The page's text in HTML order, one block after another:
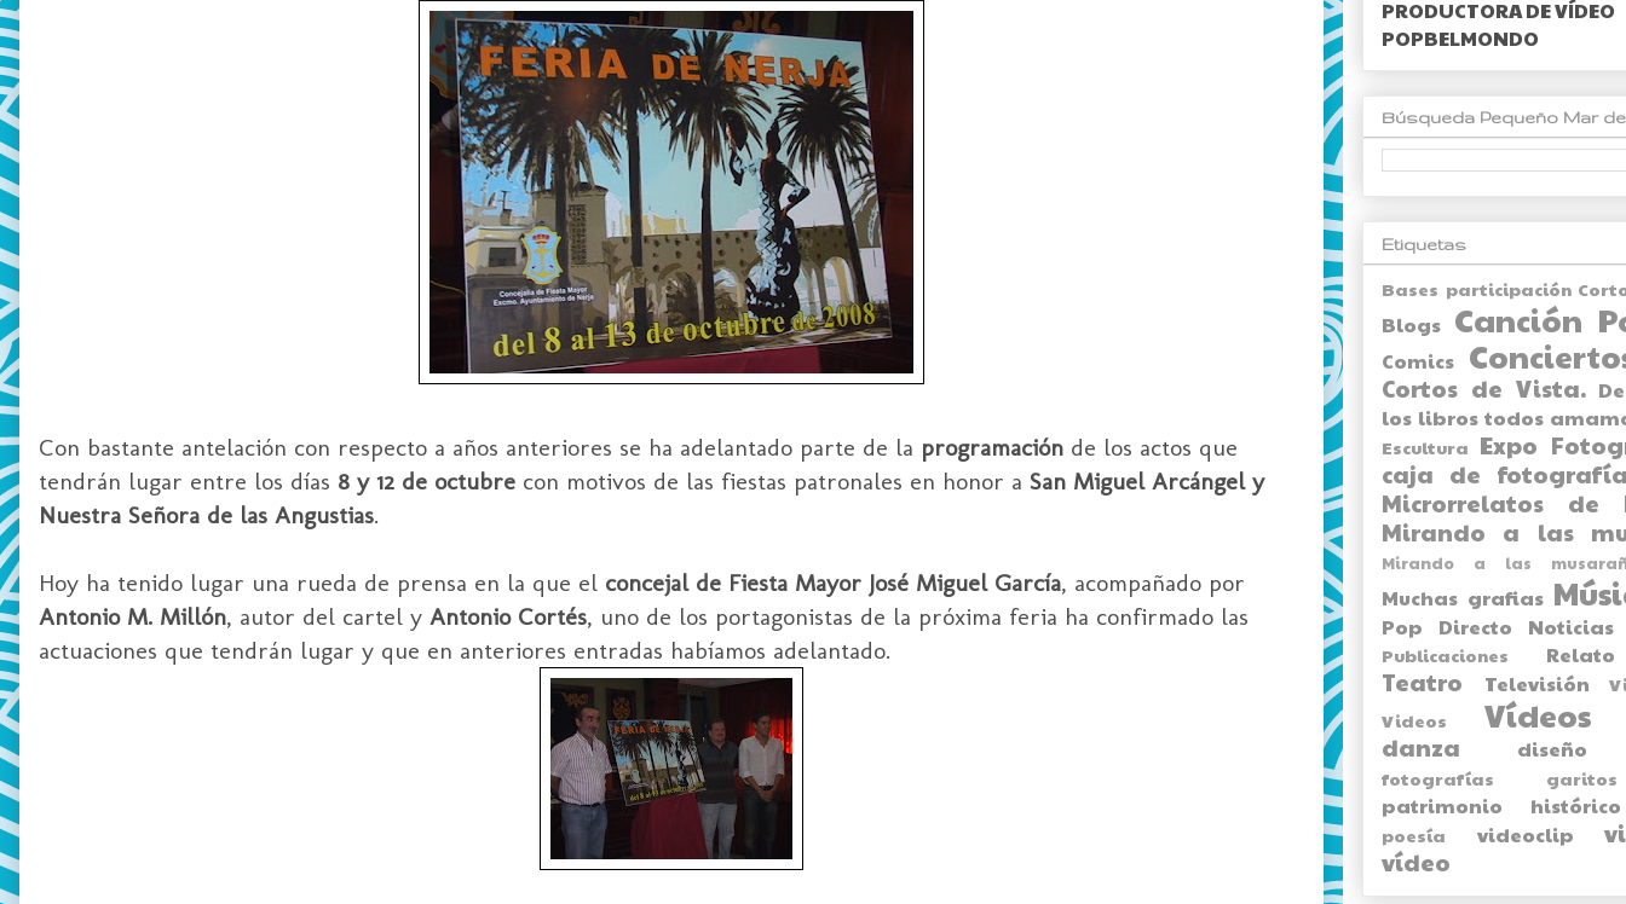
Con bastante antelación con respecto a años anteriores se ha adelantado parte de la programación de los actos que
tendrán lugar entre los días 8 y 12 de octubre con motivos de las fiestas patronales en honor a San Miguel Arcángel y
Nuestra Señora de las Angustias.
Hoy ha tenido lugar una rueda de prensa en la que el concejal de Fiesta Mayor José Miguel García, acompañado por
Antonio M. Millón, autor del cartel y Antonio Cortés, uno de los portagonistas de la próxima feria ha confirmado las
actuaciones que tendrán lugar y que en anteriores entradas habíamos adelantado.
PRODUCTORA DE VÍDEO
POPBELMONDO
Búsqueda Pequeño Mar
Etiquetas
Bases participación
Blogs Canción
Comics
Cortos de Vista.
los libros todos
Escultura Expo
caja de
Microrrelatos de
Mirando a las
Mirando a las
Muchas grafias
Pop Directo Noticias
Publicaciones Relato
Teatro Televisión
Videos
Vídeos
danza diseño
fotografías garitos
patrimonio histórico
poesía videoclip
vídeo